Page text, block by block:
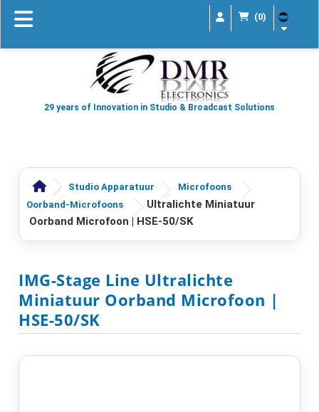
(0)
29 years of Innovation in Studio & Broadcast Solutions
Studio Apparatuur
Microfoons
Oorband-Microfoons
Ultralichte Miniatuur
Oorband Microfoon | HSE-50/SK
IMG-Stage Line Ultralichte
Miniatuur Oorband Microfoon |
HSE-50/SK